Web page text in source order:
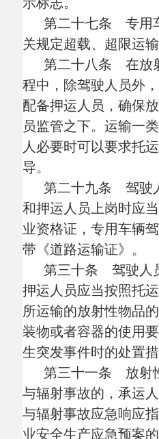
第三十四条 放射性物
或者单位应当投保危险
第三十五条 放射性物
或者单位不得转让、出
道路运输许可证件。
第三十六条 交通运
促放射性物品道路运输企
车辆、设备及安全生产
相应的自检制度，并加强
交通运输主管部门工
性物品道路运输活动进
按照劳动保护规定配备必
备。
第五章 法
第三十七条 拒绝、
部门依法履行放射性物品
查，或者在接受监督检查
交通运输主管部门责令改
万元以下的罚款；构成
的，交由公安机关依法给
构成犯罪的，依法追究刑
第三十八条 违反本